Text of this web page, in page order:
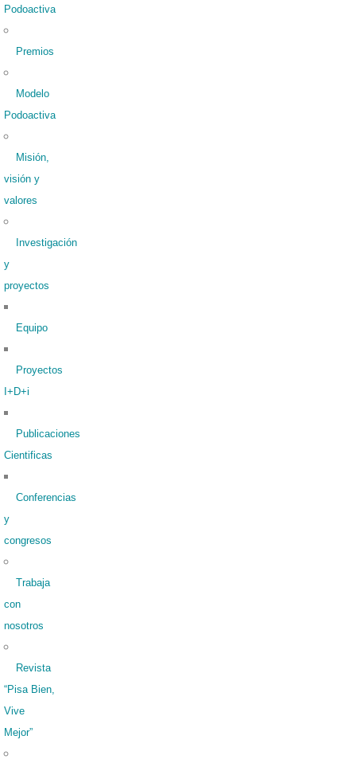
Podoactiva
Premios
Modelo
Podoactiva
Misión,
visión y
valores
Investigación
y
proyectos
Equipo
Proyectos
I+D+i
Publicaciones
Cientificas
Conferencias
y
congresos
Trabaja
con
nosotros
Revista
“Pisa Bien,
Vive
Mejor”